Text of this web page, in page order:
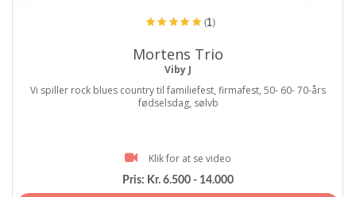
(1)
Mortens Trio
Viby J
Vi spiller rock blues country til familiefest, firmafest, 50- 60- 70-års
fødselsdag, sølvb
Klik for at se video
Pris: Kr. 6.500 - 14.000